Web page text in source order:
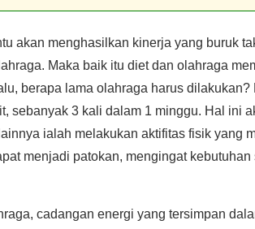
akan menghasilkan kinerja yang buruk
Maka baik itu diet dan olahraga
berapa lama olahraga harus dilakukan?
sebanyak 3 kali dalam 1 minggu. Hal ini
ialah melakukan aktifitas fisik yang
menjadi patokan, mengingat kebutuhan
cadangan energi yang tersimpan